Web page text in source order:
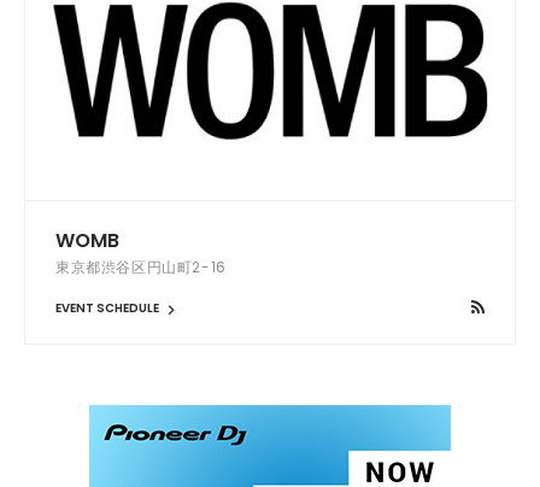
WOMB
東京都渋谷区円山町2-16
EVENT SCHEDULE